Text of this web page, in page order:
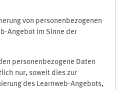
von personenbezogenen
Angebot im Sinne der
personenbezogene Daten
nur, soweit dies zur
des Learnweb-Angebots,